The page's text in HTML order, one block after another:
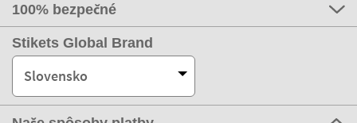
100% bezpečné
Stikets Global Brand
Slovensko